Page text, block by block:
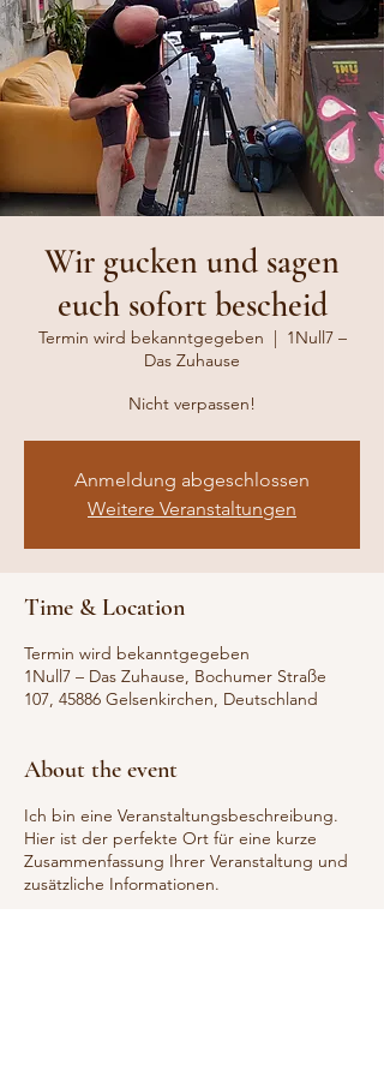
Wir gucken und sagen
euch sofort bescheid
Termin wird bekanntgegeben
  |
1Null7 –
Das Zuhause
Nicht verpassen!
Anmeldung abgeschlossen
Weitere Veranstaltungen
Time & Location
Termin wird bekanntgegeben
1Null7 – Das Zuhause, Bochumer Straße
107, 45886 Gelsenkirchen, Deutschland
About the event
Ich bin eine Veranstaltungsbeschreibung.
Hier ist der perfekte Ort für eine kurze
Zusammenfassung Ihrer Veranstaltung und
zusätzliche Informationen.